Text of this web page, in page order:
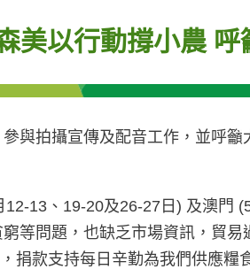
美以行動撐小農
與拍攝宣傳及配音工作，並呼
13、19-20及26-27日) 及澳
等問題，也缺乏市場資訊，貿
捐款支持每日辛勤為我們供應糧